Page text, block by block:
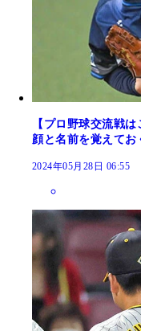
【プロ野球交流戦
顔と名前を覚えて
2024年05月28日 06:55